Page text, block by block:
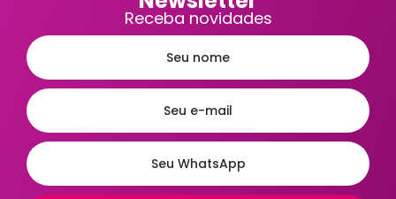
Receba novidades